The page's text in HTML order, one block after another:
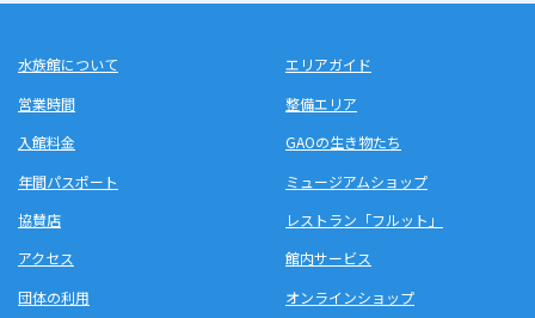
水族館について
営業時間
入館料金
年間パスポート
協賛店
アクセス
団体の利用
エリアガイド
整備エリア
GAOの生き物たち
ミュージアムショップ
レストラン「フルット」
館内サービス
オンラインショップ